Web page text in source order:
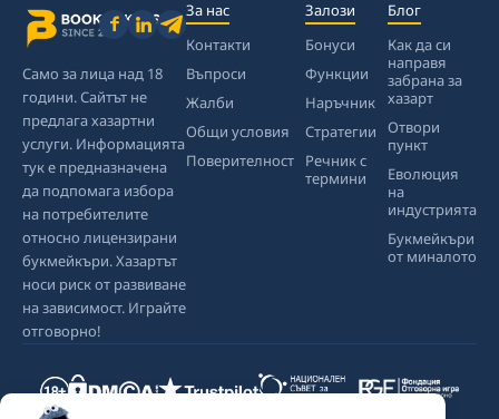
Само за лица над 18
години. Сайтът не
предлага хазартни
услуги. Информацията
тук е предназначена
да подпомага избора
на потребителите
относно лицензирани
букмейкъри. Хазартът
носи риск от развиване
на зависимост. Играйте
отговорно!
За нас
Контакти
Въпроси
Жалби
Общи условия
Поверителност
Залози
Бонуси
Функции
Наръчник
Стратегии
Речник с
термини
Блог
Как да си
направя
забрана за
хазарт
Отвори
пункт
Еволюция
на
индустрията
Букмейкъри
от миналото